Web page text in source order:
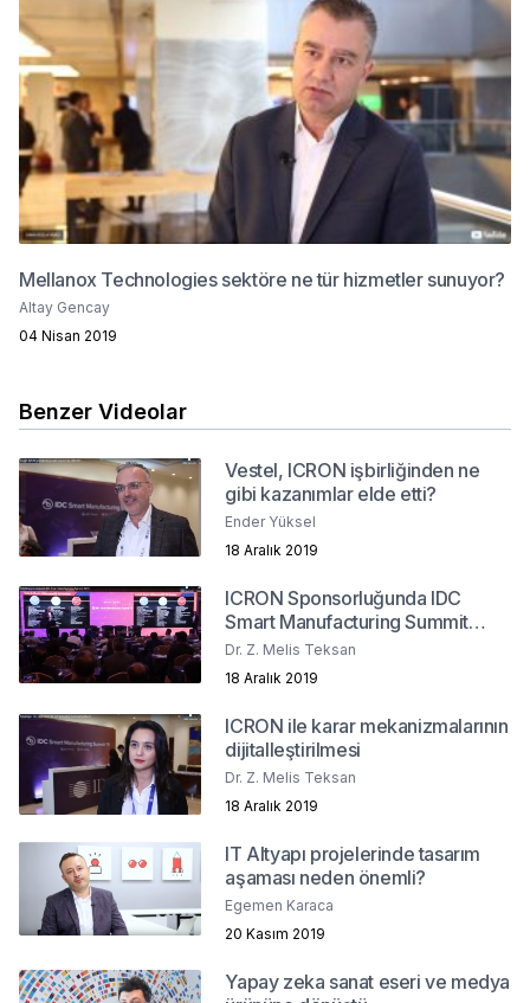
Mellanox Technologies sektöre ne tür hizmetler sunuyor?
Altay Gencay
04 Nisan 2019
Benzer Videolar
Vestel, ICRON işbirliğinden ne
gibi kazanımlar elde etti?
Ender Yüksel
18 Aralık 2019
ICRON Sponsorluğunda IDC
Smart Manufacturing Summit
2019
Dr. Z. Melis Teksan
18 Aralık 2019
ICRON ile karar mekanizmalarının
dijitalleştirilmesi
Dr. Z. Melis Teksan
18 Aralık 2019
IT Altyapı projelerinde tasarım
aşaması neden önemli?
Egemen Karaca
20 Kasım 2019
Yapay zeka sanat eseri ve medya